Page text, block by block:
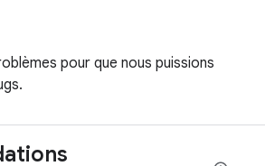
pour que nous puissions